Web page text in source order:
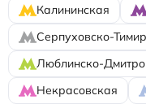
Калининская
Серпуховско-
Люблинско-
Некрасовская